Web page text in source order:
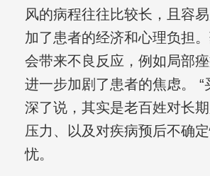
风的病程往往比较长，且容
加了患者的经济和心理负担
会带来不良反应，例如局部痤
进一步加剧了患者的焦虑。 “
深了说，其实是老百姓对长
压力、以及对疾病预后不确
忧。